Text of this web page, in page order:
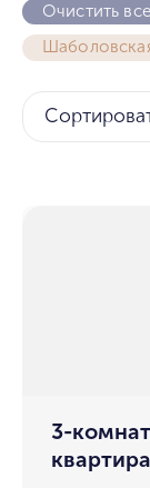
Очистить все
3-